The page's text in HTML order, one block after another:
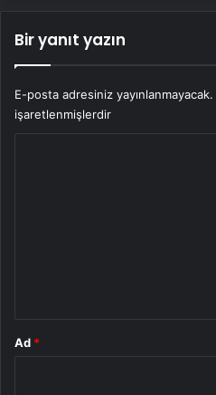
Bir yanıt yazın
E-posta adresiniz yayınlanmayacak.
işaretlenmişlerdir
Ad *